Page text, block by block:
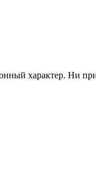
характер. Ни